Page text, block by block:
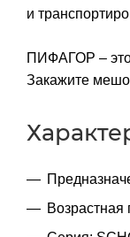
и
ПИФАГОР – это
Закажите
Возрастная